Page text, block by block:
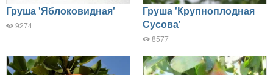
Груша 'Яблоковидная'
9274
Груша 'Крупноплодная
Сусова'
8577